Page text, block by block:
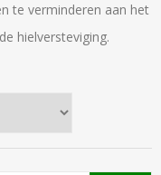
te verminderen aan het
hielversteviging.